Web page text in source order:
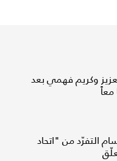
وكريم فهمي بعد
معاً
التفرّد من "اتحاد